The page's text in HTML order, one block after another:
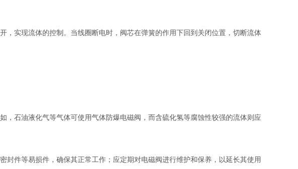
实现流体的控制。当线圈断电时，阀芯在弹簧的作用下回到关闭位置，切断流体
石油液化气等气体可使用气体防爆电磁阀，而含硫化氢等腐蚀性较强的流体则应
件等易损件，确保其正常工作；应定期对电磁阀进行维护和保养，以延长其使用